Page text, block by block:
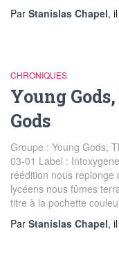
Par Stanislas Chapel,
CHRONIQUES
Young
Gods
Groupe : Young Gods,
03-01 Label :
réédition nous
lycéens nous fûmes
titre à la pochette
Par Stanislas Chapel,